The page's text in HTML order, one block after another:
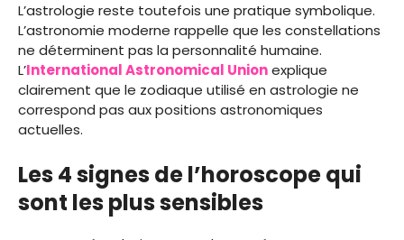
L’astrologie reste toutefois une pratique symbolique.
L’astronomie moderne rappelle que les constellations
ne déterminent pas la personnalité humaine.
L’International Astronomical Unionexplique
clairement que le zodiaque utilisé en astrologie ne
correspond pas aux positions astronomiques
actuelles.
Les 4 signes de l’horoscope qui
sont les plus sensibles